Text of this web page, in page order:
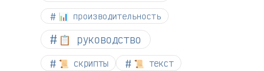
📊 производительность
📋 руководство
📜 скрипты 📜 текст